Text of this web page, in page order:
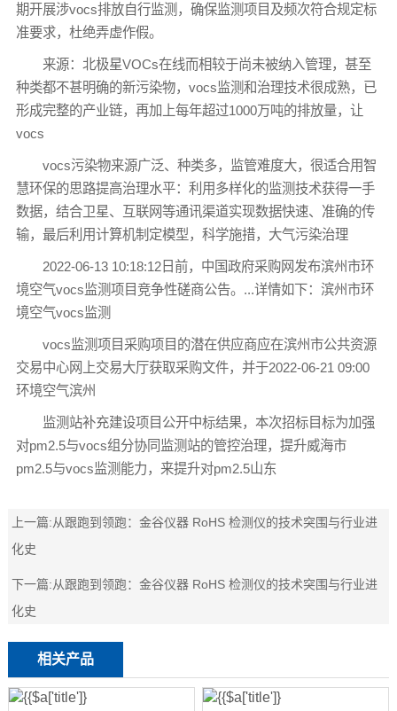
期开展涉vocs排放自行监测，确保监测项目及频次符合规定标
准要求，杜绝弄虚作假。
来源：北极星VOCs在线而相较于尚未被纳入管理，甚至
种类都不甚明确的新污染物，vocs监测和治理技术很成熟，已
形成完整的产业链，再加上每年超过1000万吨的排放量，让
vocs
vocs污染物来源广泛、种类多，监管难度大，很适合用智
慧环保的思路提高治理水平：利用多样化的监测技术获得一手
数据，结合卫星、互联网等通讯渠道实现数据快速、准确的传
输，最后利用计算机制定模型，科学施措，大气污染治理
2022-06-13 10:18:12日前，中国政府采购网发布滨州市环
境空气vocs监测项目竞争性磋商公告。...详情如下：滨州市环
境空气vocs监测
vocs监测项目采购项目的潜在供应商应在滨州市公共资源
交易中心网上交易大厅获取采购文件，并于2022-06-21 09:00
环境空气滨州
监测站补充建设项目公开中标结果，本次招标目标为加强
对pm2.5与vocs组分协同监测站的管控治理，提升威海市
pm2.5与vocs监测能力，来提升对pm2.5山东
上一篇:从跟跑到领跑：金谷仪器 RoHS 检测仪的技术突围与行业进
化史
下一篇:从跟跑到领跑：金谷仪器 RoHS 检测仪的技术突围与行业进
化史
相关产品